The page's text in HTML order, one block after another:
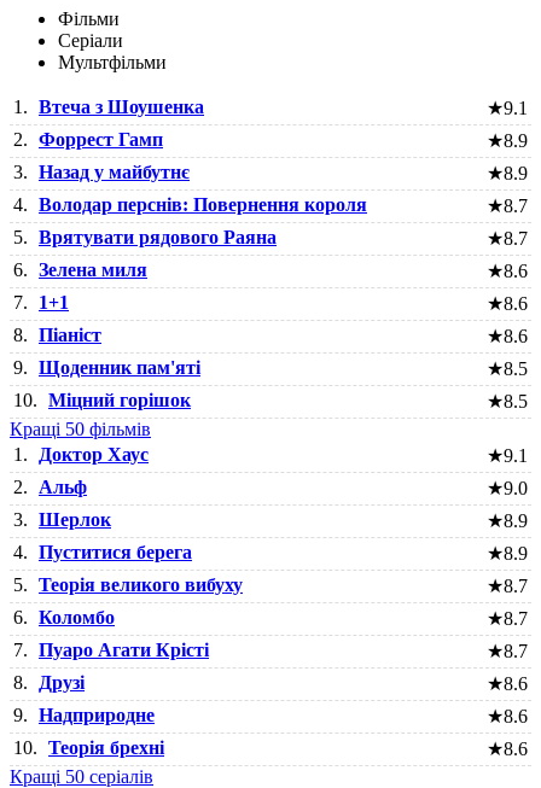
Фільми
Серіали
Мультфільми
1. Втеча з Шоушенка ★9.1
2. Форрест Гамп ★8.9
3. Назад у майбутнє ★8.9
4. Володар перснів: Повернення короля ★8.7
5. Врятувати рядового Раяна ★8.7
6. Зелена миля ★8.6
7.
1+1 ★8.6
8. Піаніст ★8.6
9. Щоденник пам'яті ★8.5
10. Міцний горішок ★8.5
Кращі 50 фільмів
1.
Доктор Хаус ★9.1
2.
Альф ★9.0
3. Шерлок ★8.9
4. Пуститися берега ★8.9
5. Теорія великого вибуху ★8.7
6. Коломбо ★8.7
7. Пуаро Агати Крісті ★8.7
8.
Друзі ★8.6
9. Надприродне ★8.6
10. Теорія брехні ★8.6
Кращі 50 серіалів